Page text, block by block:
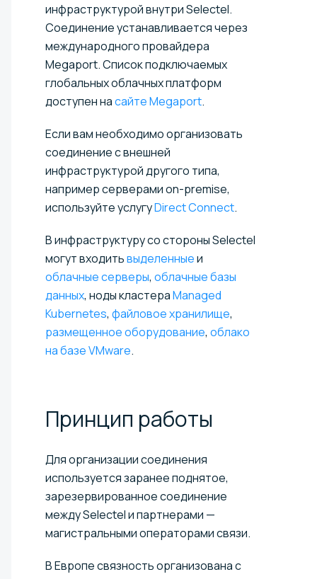
инфраструктурой внутри Selectel.
Соединение устанавливается через
международного провайдера
Megaport. Список подключаемых
глобальных облачных платформ
доступен насайте Megaport.
Если вам необходимо организовать
соединение с внешней
инфраструктурой другого типа,
например серверами on-premise,
используйте услугуDirect Connect.
В инфраструктуру со стороны Selectel
могут входитьвыделенныеи
облачные серверы, облачные базы
данных, ноды кластераManaged
Kubernetes, файловое хранилище,
размещенное оборудование, облако
на базе VMware.
Принцип работы
Для организации соединения
используется заранее поднятое,
зарезервированное соединение
между Selectel и партнерами —
магистральными операторами связи.
В Европе связность организована с